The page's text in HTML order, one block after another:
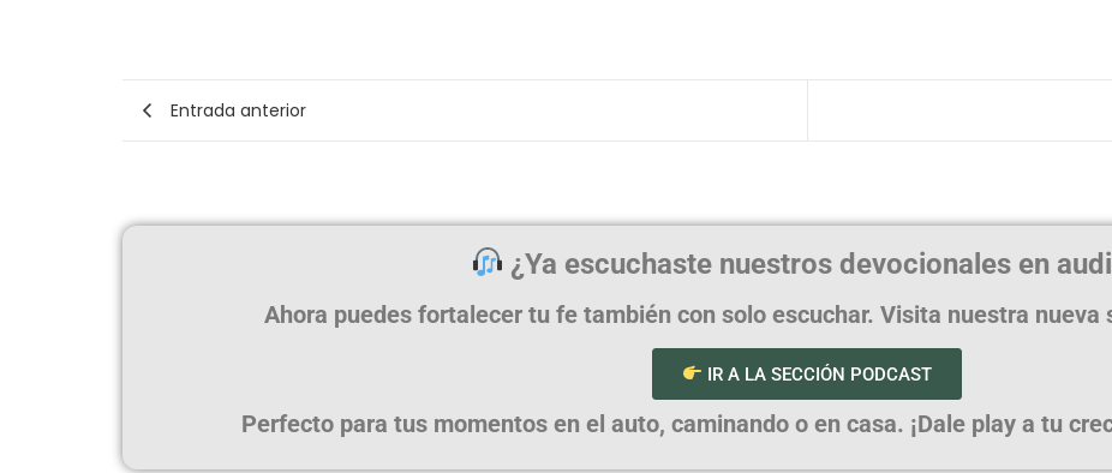
Entrada anterior
¿Ya escuchaste nuestros devocionales en
Ahora puedes fortalecer tu fe también con solo escuchar. Visita nuestra nueva
IR A LA SECCIÓN PODCAST
Perfecto para tus momentos en el auto, caminando o en casa. ¡Dale play a tu